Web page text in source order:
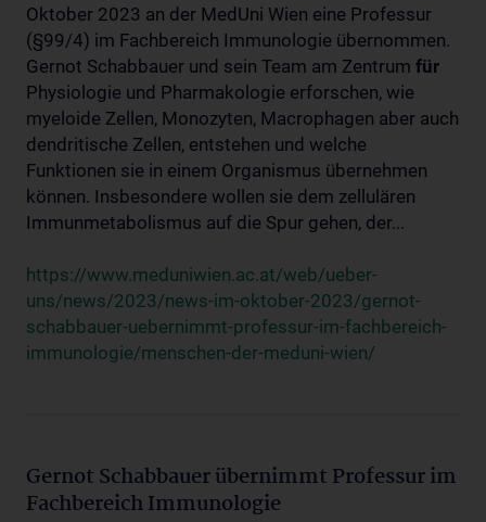
Oktober 2023 an der MedUni Wien eine Professur
(§99/4) im Fachbereich Immunologie übernommen.
Gernot Schabbauer und sein Team am Zentrum für
Physiologie und Pharmakologie erforschen, wie
myeloide Zellen, Monozyten, Macrophagen aber auch
dendritische Zellen, entstehen und welche
Funktionen sie in einem Organismus übernehmen
können. Insbesondere wollen sie dem zellulären
Immunmetabolismus auf die Spur gehen, der...
https://www.meduniwien.ac.at/web/ueber-
uns/news/2023/news-im-oktober-2023/gernot-
schabbauer-uebernimmt-professur-im-fachbereich-
immunologie/menschen-der-meduni-wien/
Gernot Schabbauer übernimmt Professur im
Fachbereich Immunologie